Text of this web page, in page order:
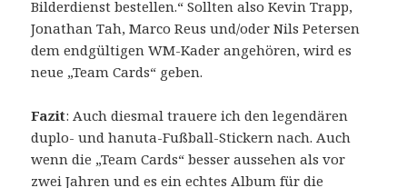
Bilderdienst bestellen.“ Sollten also Kevin Trapp,
Jonathan Tah, Marco Reus und/oder Nils Petersen
dem endgültigen WM-Kader angehören, wird es
neue „Team Cards“ geben.
Fazit: Auch diesmal trauere ich den legendären
duplo- und hanuta-Fußball-Stickern nach. Auch
wenn die „Team Cards“ besser aussehen als vor
zwei Jahren und es ein echtes Album für die